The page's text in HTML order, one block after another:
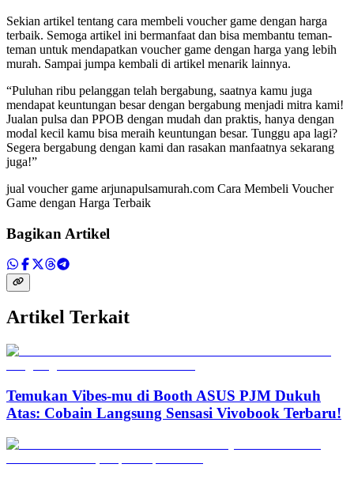
Sekian artikel tentang cara membeli voucher game dengan harga
terbaik. Semoga artikel ini bermanfaat dan bisa membantu teman-
teman untuk mendapatkan voucher game dengan harga yang lebih
murah. Sampai jumpa kembali di artikel menarik lainnya.
“Puluhan ribu pelanggan telah bergabung, saatnya kamu juga
mendapat keuntungan besar dengan bergabung menjadi mitra kami!
Jualan pulsa dan PPOB dengan mudah dan praktis, hanya dengan
modal kecil kamu bisa meraih keuntungan besar. Tunggu apa lagi?
Segera bergabung dengan kami dan rasakan manfaatnya sekarang
juga!”
jual voucher game arjunapulsamurah.com Cara Membeli Voucher
Game dengan Harga Terbaik
Bagikan Artikel
Artikel Terkait
Temukan Vibes-mu di Booth ASUS PJM Dukuh
Atas: Cobain Langsung Sensasi Vivobook Terbaru!